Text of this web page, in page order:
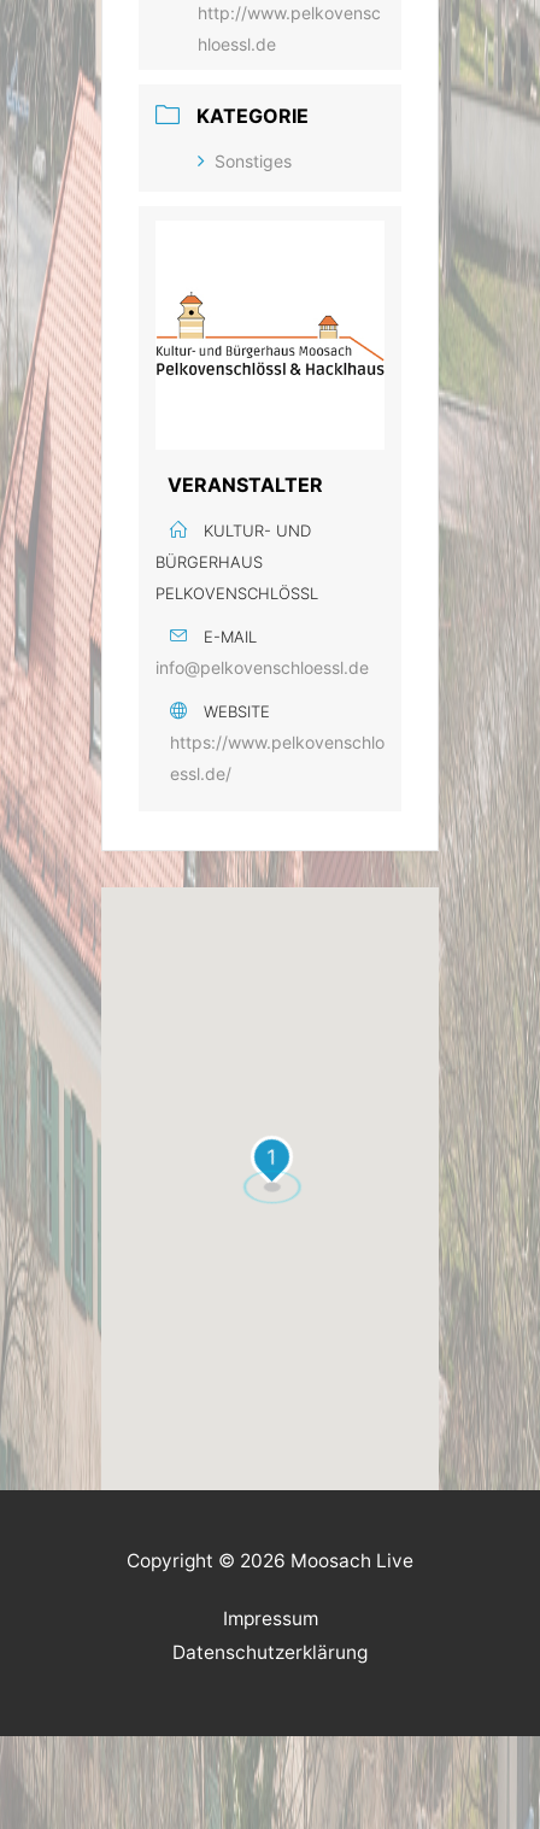
http://www.pelkovensc
hloessl.de
KATEGORIE
Sonstiges
VERANSTALTER
KULTUR- UND
BÜRGERHAUS
PELKOVENSCHLÖSSL
E-MAIL
info@pelkovenschloessl.de
WEBSITE
https://www.pelkovenschlo
essl.de/
1
Copyright © 2026 Moosach Live
Impressum
Datenschutzerklärung